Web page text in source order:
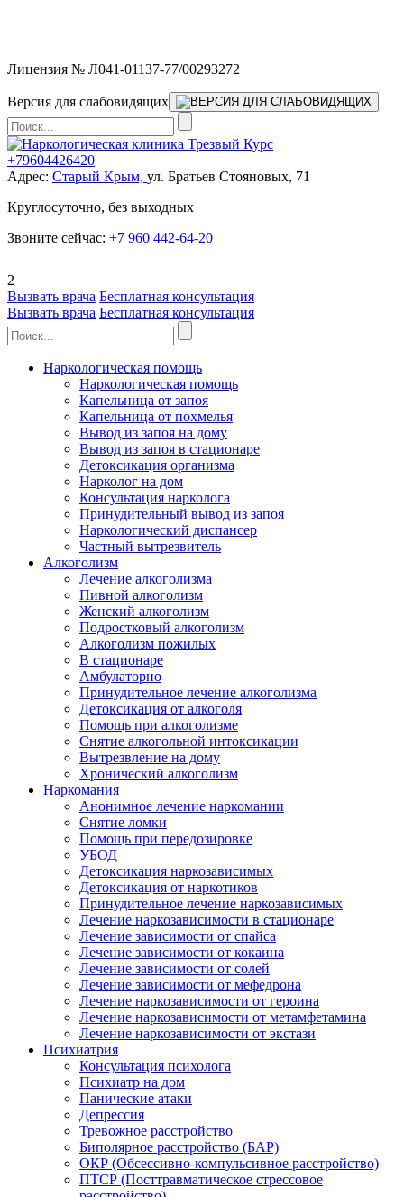
Лицензия № Л041-01137-77/00293272
Версия для слабовидящих
+79604426420
Адрес: Старый Крым, ул. Братьев Стояновых, 71
Круглосуточно, без выходных
Звоните сейчас: +7 960 442-64-20
2
Вызвать врача Бесплатная консультация
Вызвать врача Бесплатная консультация
Наркологическая помощь
Наркологическая помощь
Капельница от запоя
Капельница от похмелья
Вывод из запоя на дому
Вывод из запоя в стационаре
Детоксикация организма
Нарколог на дом
Консультация нарколога
Принудительный вывод из запоя
Наркологический диспансер
Частный вытрезвитель
Алкоголизм
Лечение алкоголизма
Пивной алкоголизм
Женский алкоголизм
Подростковый алкоголизм
Алкоголизм пожилых
В стационаре
Амбулаторно
Принудительное лечение алкоголизма
Детоксикация от алкоголя
Помощь при алкоголизме
Снятие алкогольной интоксикации
Вытрезвление на дому
Хронический алкоголизм
Наркомания
Анонимное лечение наркомании
Снятие ломки
Помощь при передозировке
УБОД
Детоксикация наркозависимых
Детоксикация от наркотиков
Принудительное лечение наркозависимых
Лечение наркозависимости в стационаре
Лечение зависимости от спайса
Лечение зависимости от кокаина
Лечение зависимости от солей
Лечение зависимости от мефедрона
Лечение наркозависимости от героина
Лечение наркозависимости от метамфетамина
Лечение наркозависимости от экстази
Психиатрия
Консультация психолога
Психиатр на дом
Панические атаки
Депрессия
Тревожное расстройство
Биполярное расстройство (БАР)
ОКР (Обсессивно-компульсивное расстройство)
ПТСР (Посттравматическое стрессовое